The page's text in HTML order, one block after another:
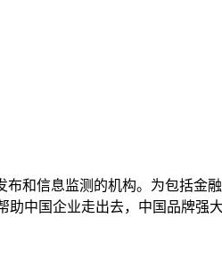
和信息监测的机构。为包括金
中国企业走出去，中国品牌强